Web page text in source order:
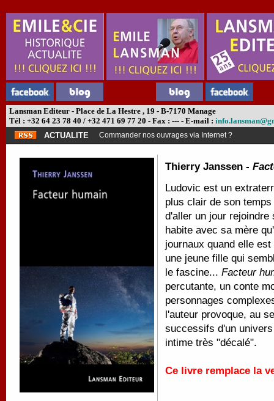
Lansman Editeur - Place de La Hestre , 19 - B-7170 Manage
Tél : +32 64 23 78 40 / +32 471 69 77 20 - Fax : --- - E-mail :
ACTUALITE
Commander nos ouvrages via Internet ?
Thierry Janssen -
Ludovic est un
plus clair de son
d'aller un jour rejoindre
habite avec sa mère
journaux quand elle
une jeune fille qui
le fascine... Facteur
percutante, un conte
personnages
l'auteur provoque, au
successifs d'un
intime très "décalé".
Ce livre remplace la